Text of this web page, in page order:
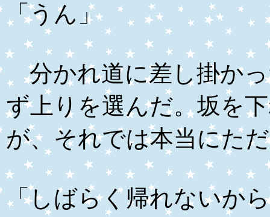
「うん」
分かれ道に差し掛かっ
ず上りを選んだ。坂を
が、それでは本当にた
「しばらく帰れないか